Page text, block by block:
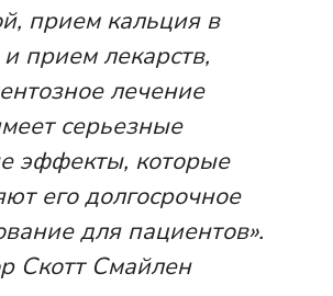
прием кальция в
прием лекарств,
лечение
серьезные
эффекты, которые
его долгосрочное
для пациентов».
Скотт Смайлен